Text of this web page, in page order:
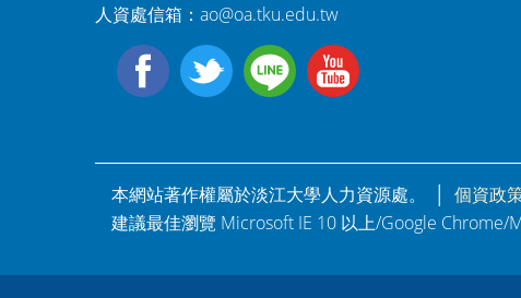
人資處信箱： ao@oa.tku.edu.tw
本網站著作權屬於淡江大學人力資源處。 │ 個資政
建議最佳瀏覽 Microsoft IE 10 以上/Google Chrome/